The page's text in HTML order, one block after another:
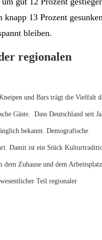
13 Prozent
bleiben.
regionalen
und Bars trägt die Vielfalt
Gäste. Dass Deutschland seit
bekannt. Demografische
Damit ist ein Stück
dem Zuhause und dem
Teil regionaler